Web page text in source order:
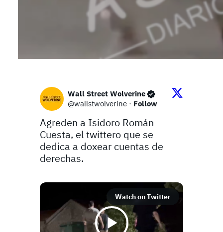
Wall Street Wolverine
@wallstwolverine · Follow
Agreden a Isidoro Román
Cuesta, el twittero que se
dedica a doxear cuentas de
derechas.
Watch on Twitter